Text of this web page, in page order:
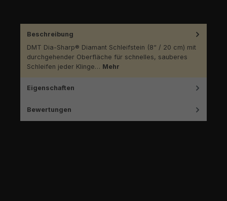
Beschreibung
DMT Dia-Sharp® Diamant Schleifstein (8“ / 20 cm) mit
durchgehender Oberfläche für schnelles, sauberes
Schleifen jeder Klinge… Mehr
Eigenschaften
Bewertungen